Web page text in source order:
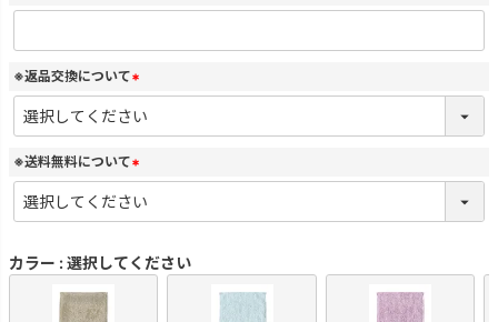
(
須
)
※返品交換について
(
必
須
)
※送料無料について
(
必
須
カラー 選択してください